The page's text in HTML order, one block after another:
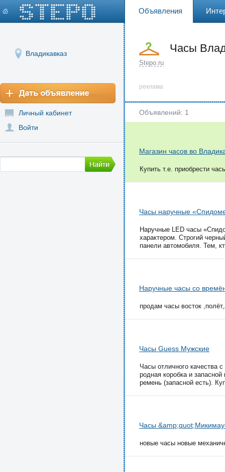
Объявления
Владикавказ
Личный кабинет
Войти
Часы
Stepo.ru
реклама
Объявлений: 1
Магазин часов во
Купить т.е. приобрести
Часы наручные
Наручные LED часы
характером. Строгий
панели автомобиля. Тем,
Наручные часы со
продам часы восток
Часы Guess Мужские
Часы отличного качества
родная коробка и
ремень (запасной есть).
Часы
новые часы новые